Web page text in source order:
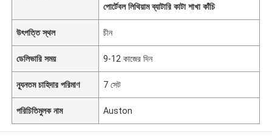
পোর্টেবল লিথিয়াম ব্যাটারি কাটা শাখা কাঁচি
উৎপত্তি স্থল চীন
ডেলিভারি সময় 9-12 কাজের দিন
ন্যূনতম চাহিদার পরিমাণ 7 সেট
পরিচিতিমুলক নাম Auston